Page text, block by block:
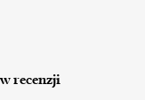
recenzji